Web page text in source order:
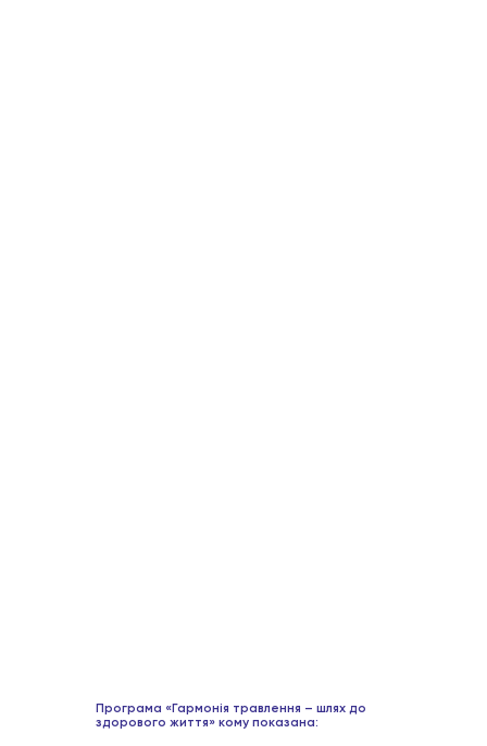
Програма «Гармонія травлення – шлях до
здорового життя» кому показана: